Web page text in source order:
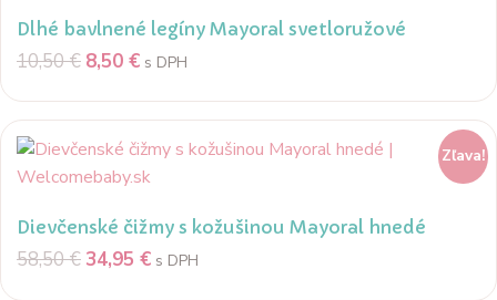
Dlhé bavlnené legíny Mayoral svetloružové
10,50€ 8,50 € s DPH
Zľava!
Dievčenské čižmy s kožušinou Mayoral hnedé
58,50€ 34,95 € s DPH